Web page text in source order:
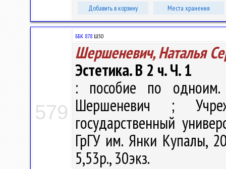
Добавить в корзину Места хранения
579
ББК 87.8 Ш50
Шершеневич, Наталья
Эстетика. В 2 ч. Ч. 1
: пособие по
Шершеневич ;
государственный
ГрГУ им. Янки Купалы,
5,53р., 30экз.